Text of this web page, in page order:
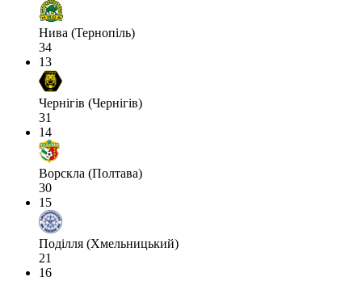
Нива (Тернопіль)
34
13
Чернігів (Чернігів)
31
14
Ворскла (Полтава)
30
15
Поділля (Хмельницький)
21
16